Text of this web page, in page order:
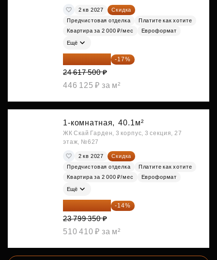
2 кв 2027
Скидка
Предчистовая отделка
Платите как хотите
Квартира за 2 000 ₽/мес
Евроформат
Ещё
20 432 525 ₽ -17%
24 617 500 ₽
446 125 ₽ за м²
1-комнатная, 40.1м²
ЖК Скай Гарден, 3 корпус, 3 секция, 27
этаж, №627
2 кв 2027
Скидка
Предчистовая отделка
Платите как хотите
Квартира за 2 000 ₽/мес
Евроформат
Ещё
20 467 441 ₽ -14%
23 799 350 ₽
510 410 ₽ за м²